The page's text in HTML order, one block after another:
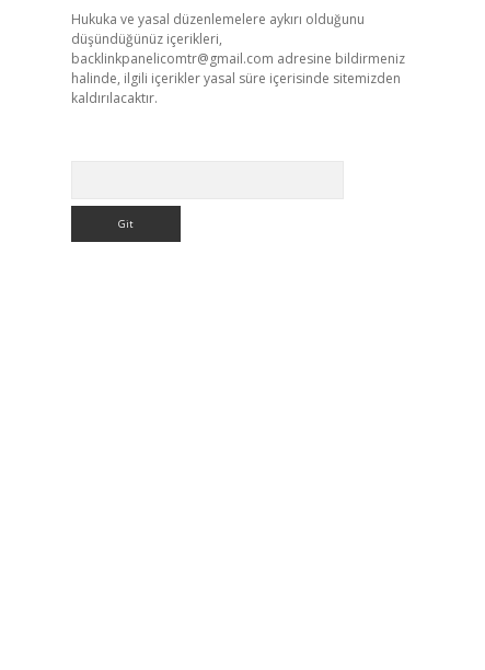
Hukuka ve yasal düzenlemelere aykırı olduğunu
düşündüğünüz içerikleri,
backlinkpanelicomtr@gmail.com adresine bildirmeniz
halinde, ilgili içerikler yasal süre içerisinde sitemizden
kaldırılacaktır.